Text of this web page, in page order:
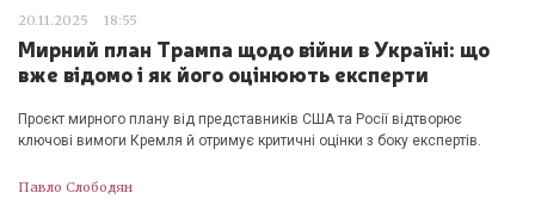
20.11.2025 18:55
Мирний план Трампа щодо війни в Україні: що
вже відомо і як його оцінюють експерти
Проєкт мирного плану від представників США та Росії відтворює
ключові вимоги Кремля й отримує критичні оцінки з боку експертів.
Павло Слободян